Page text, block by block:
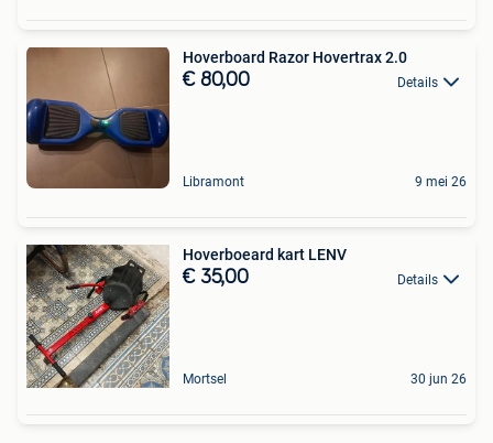
Hoverboard Razor Hovertrax 2.0
€ 80,00 Details
Libramont 9 mei 26
Hoverboeard kart LENV
€ 35,00 Details
Mortsel 30 jun 26